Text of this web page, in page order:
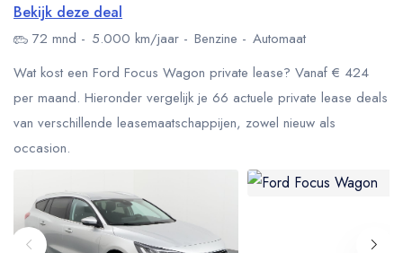
Bekijk deze deal
72 mnd 5.000 km/jaar Benzine
Automaat
Wat kost een Ford Focus Wagon private lease? Vanaf € 424
per maand. Hieronder vergelijk je 66 actuele private lease deals
van verschillende leasemaatschappijen, zowel nieuw als
occasion.